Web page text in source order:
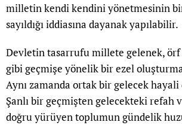
milletin kendi kendini yönetmesinin
sayıldığı iddiasına dayanak yapılabilir.
Devletin tasarrufu millete gelenek,
gibi geçmişe yönelik bir ezel
Aynı zamanda ortak bir gelecek
Şanlı bir geçmişten gelecekteki refah
doğru yürüyen toplumun gündelik